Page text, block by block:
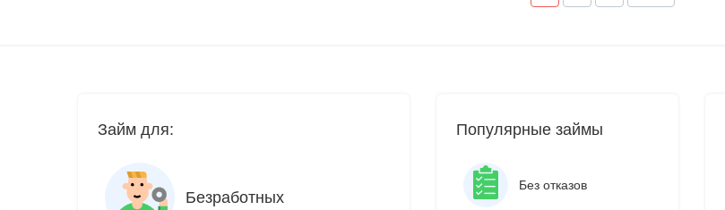
Займ для:
Безработных
Популярные займы
Без отказов